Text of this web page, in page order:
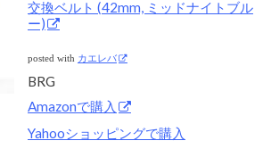
交換ベルト (42mm, ミッドナイトブル
ー)
posted with カエレバ
BRG
Amazonで購入
Yahooショッピングで購入